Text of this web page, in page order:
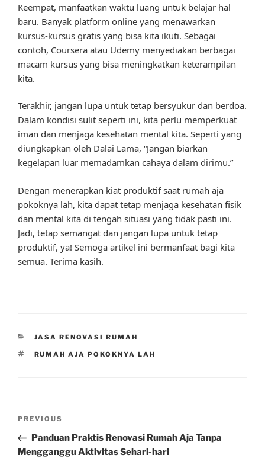
Keempat, manfaatkan waktu luang untuk belajar hal
baru. Banyak platform online yang menawarkan
kursus-kursus gratis yang bisa kita ikuti. Sebagai
contoh, Coursera atau Udemy menyediakan berbagai
macam kursus yang bisa meningkatkan keterampilan
kita.
Terakhir, jangan lupa untuk tetap bersyukur dan berdoa.
Dalam kondisi sulit seperti ini, kita perlu memperkuat
iman dan menjaga kesehatan mental kita. Seperti yang
diungkapkan oleh Dalai Lama, “Jangan biarkan
kegelapan luar memadamkan cahaya dalam dirimu.”
Dengan menerapkan kiat produktif saat rumah aja
pokoknya lah, kita dapat tetap menjaga kesehatan fisik
dan mental kita di tengah situasi yang tidak pasti ini.
Jadi, tetap semangat dan jangan lupa untuk tetap
produktif, ya! Semoga artikel ini bermanfaat bagi kita
semua. Terima kasih.
CATEGORIES
JASA RENOVASI RUMAH
TAGS
RUMAH AJA POKOKNYA LAH
Previous
Post
PREVIOUS
Panduan Praktis Renovasi Rumah Aja Tanpa
Mengganggu Aktivitas Sehari-hari